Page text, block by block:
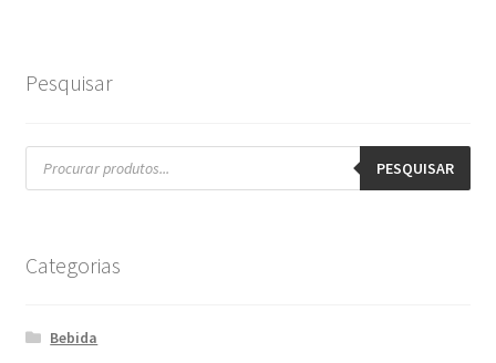
Pesquisar
Pesquisar
produtos PESQUISAR
Categorias
Bebida